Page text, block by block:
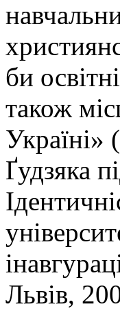
би
також
Україні»
Ґудзяка
Львів,